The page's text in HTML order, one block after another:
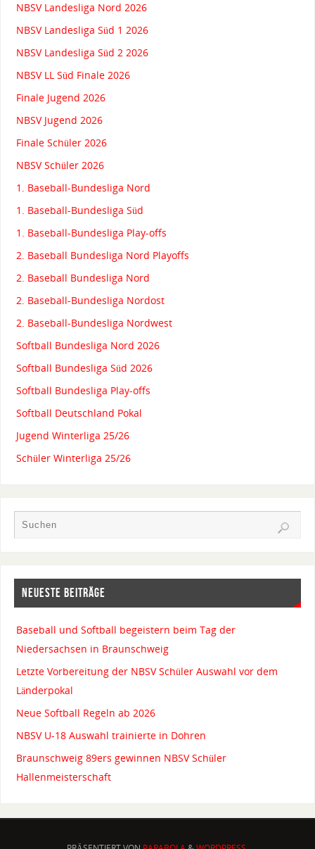
NBSV Landesliga Nord 2026
NBSV Landesliga Süd 1 2026
NBSV Landesliga Süd 2 2026
NBSV LL Süd Finale 2026
Finale Jugend 2026
NBSV Jugend 2026
Finale Schüler 2026
NBSV Schüler 2026
1. Baseball-Bundesliga Nord
1. Baseball-Bundesliga Süd
1. Baseball-Bundesliga Play-offs
2. Baseball Bundesliga Nord Playoffs
2. Baseball Bundesliga Nord
2. Baseball-Bundesliga Nordost
2. Baseball-Bundesliga Nordwest
Softball Bundesliga Nord 2026
Softball Bundesliga Süd 2026
Softball Bundesliga Play-offs
Softball Deutschland Pokal
Jugend Winterliga 25/26
Schüler Winterliga 25/26
NEUESTE BEITRÄGE
Baseball und Softball begeistern beim Tag der
Niedersachsen in Braunschweig
Letzte Vorbereitung der NBSV Schüler Auswahl vor dem
Länderpokal
Neue Softball Regeln ab 2026
NBSV U-18 Auswahl trainierte in Dohren
Braunschweig 89ers gewinnen NBSV Schüler
Hallenmeisterschaft